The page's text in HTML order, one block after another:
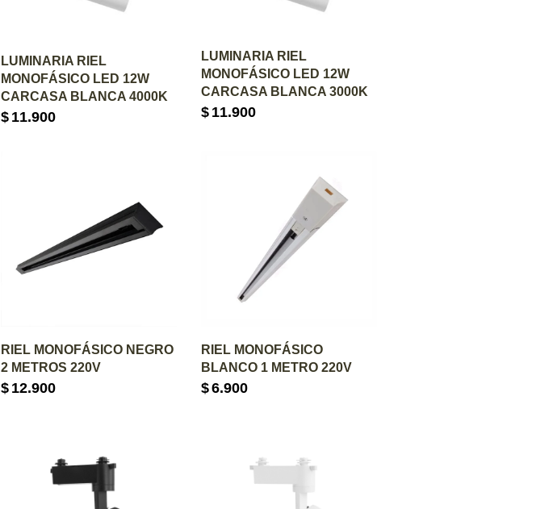
AGREGAR AL CARRITO
LUMINARIA RIEL
MONOFÁSICO LED 12W
CARCASA BLANCA 4000K
$ 11.900
AGREGAR AL CARRITO
LUMINARIA RIEL
MONOFÁSICO LED 12W
CARCASA BLANCA 3000K
$ 11.900
AGREGAR AL CARRITO
RIEL MONOFÁSICO NEGRO
2 METROS 220V
$ 12.900
AGREGAR AL CARRITO
RIEL MONOFÁSICO
BLANCO 1 METRO 220V
$6.900